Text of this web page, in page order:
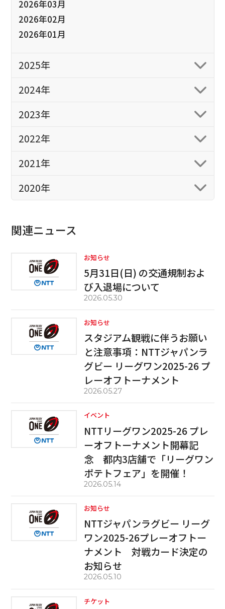
2026年03月
2026年02月
2026年01月
2025年
2024年
2023年
2022年
2021年
2020年
関連ニュース
お知らせ
5月31日(日) の交通規制およ
び入退場について
2026.05.30
お知らせ
スタジアム観戦に伴うお願い
と注意事項：NTTジャパンラ
グビー リーグワン2025-26 プ
レーオフトーナメント
2026.05.27
イベント
NTTリーグワン2025-26 プレ
ーオフトーナメント開幕記
念 都内3店舗で「リーグワン
ポテトフェア」を開催！
2026.05.14
お知らせ
NTTジャパンラグビー リーグ
ワン2025-26プレーオフトー
ナメント 対戦カード決定の
お知らせ
2026.05.10
チケット